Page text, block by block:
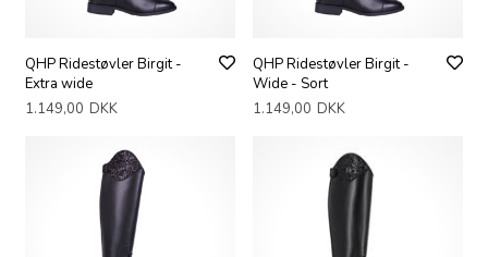
QHP Ridestøvler Birgit -
Extra wide
1.149,00 DKK
QHP Ridestøvler Birgit -
Wide - Sort
1.149,00 DKK